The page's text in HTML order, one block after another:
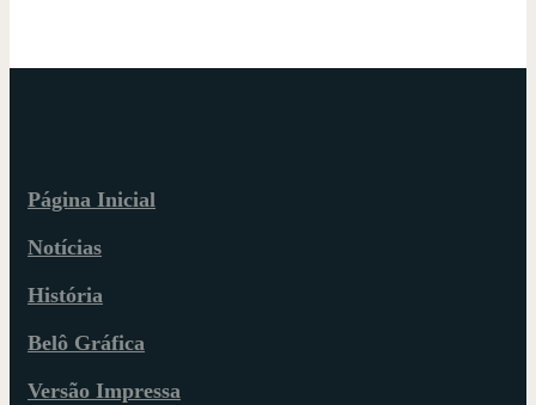
Página Inicial
Notícias
História
Belô Gráfica
Versão Impressa